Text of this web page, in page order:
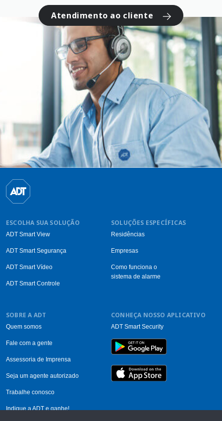
Atendimento ao cliente
ESCOLHA SUA SOLUÇÃO
ADT Smart View
ADT Smart Segurança
ADT Smart Vídeo
ADT Smart Controle
SOLUÇÕES ESPECÍFICAS
Residências
Empresas
Como funciona o
sistema de alarme
SOBRE A ADT
Quem somos
Fale com a gente
Assessoria de Imprensa
Seja um agente autorizado
Trabalhe conosco
Indique a ADT e ganhe!
CONHEÇA NOSSO APLICATIVO
ADT Smart Security